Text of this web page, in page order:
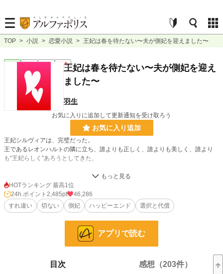
TOP > 小説 > 恋愛小説 > 王妃は春を待たない〜夫が側妃を迎えました〜
恋愛 完結 短編 R15王妃は春を待たない〜夫が側妃を迎え
ました〜
羽生
お気に入りに追加して更新通知を受け取ろう
お気に入り追加
王妃シルヴィアは、完璧だった。
王であるレオンハルトの隣に立ち、誰よりも正しく、誰よりも美しく、誰より
も“王妃らしく”あろうとしてきた。
けれど、結婚から五年が経っても2人には子は授からず、ついに王は側妃を迎え
ることになる。
明るく無邪気な側妃ミリアに、少しずつ心を動かしていくレオンハルト。
その変化に気づきながらも、シルヴィアは何も言えなかった。
けれど、シルヴィアの心は確実に壊れていく。
誰も悪くないのに。
HOTランキング 最高1位
24h.ポイント 2,485pt
46,286
すれ違い
切ない 側妃 ハッピーエンド 選択と代償
アプリで読む
目次 感想（203件）